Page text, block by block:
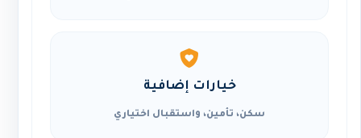
خيارات إضافية
سكن، تأمين، واستقبال اختياري